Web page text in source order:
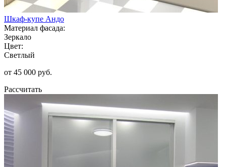
Шкаф-купе Андо
Материал фасада:
Зеркало
Цвет:
Светлый
от 45 000 руб.
Рассчитать